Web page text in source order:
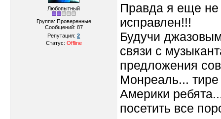
Любопытный
Группа: Проверенные
Сообщений: 87
Репутация:2
Статус: Offline
Правда я еще не
исправлен!!!
Будучи
связи с
предложения
Монреаль...
Америки
посетить все